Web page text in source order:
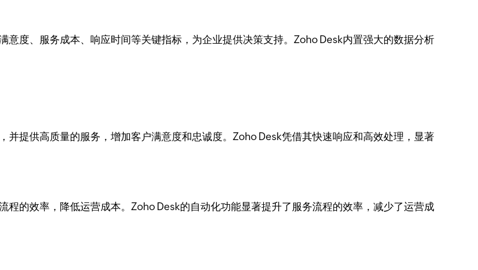
意度、服务成本、响应时间等关键指标，为企业提供决策支持。Zoho Desk内置强大的数据分析
提供高质量的服务，增加客户满意度和忠诚度。Zoho Desk凭借其快速响应和高效处理，显著
程的效率，降低运营成本。Zoho Desk的自动化功能显著提升了服务流程的效率，减少了运营成